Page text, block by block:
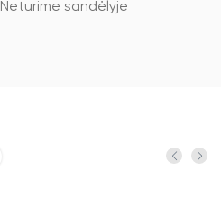
Neturime sandėlyje